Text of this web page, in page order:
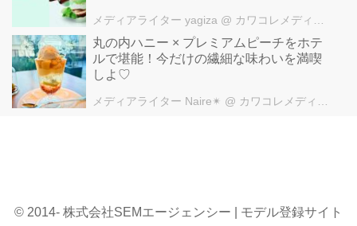
メディアライター yagiza @ カワコレメディア編集部
丸の内ハニー × プレミアムピーチをホテ
ルで堪能！今だけの繊細な味わいを満喫
しよ♡
メディアライター Naire✴︎ @ カワコレメディア編集部
© 2014- 株式会社SEMエージェンシー | モデル登録サイト